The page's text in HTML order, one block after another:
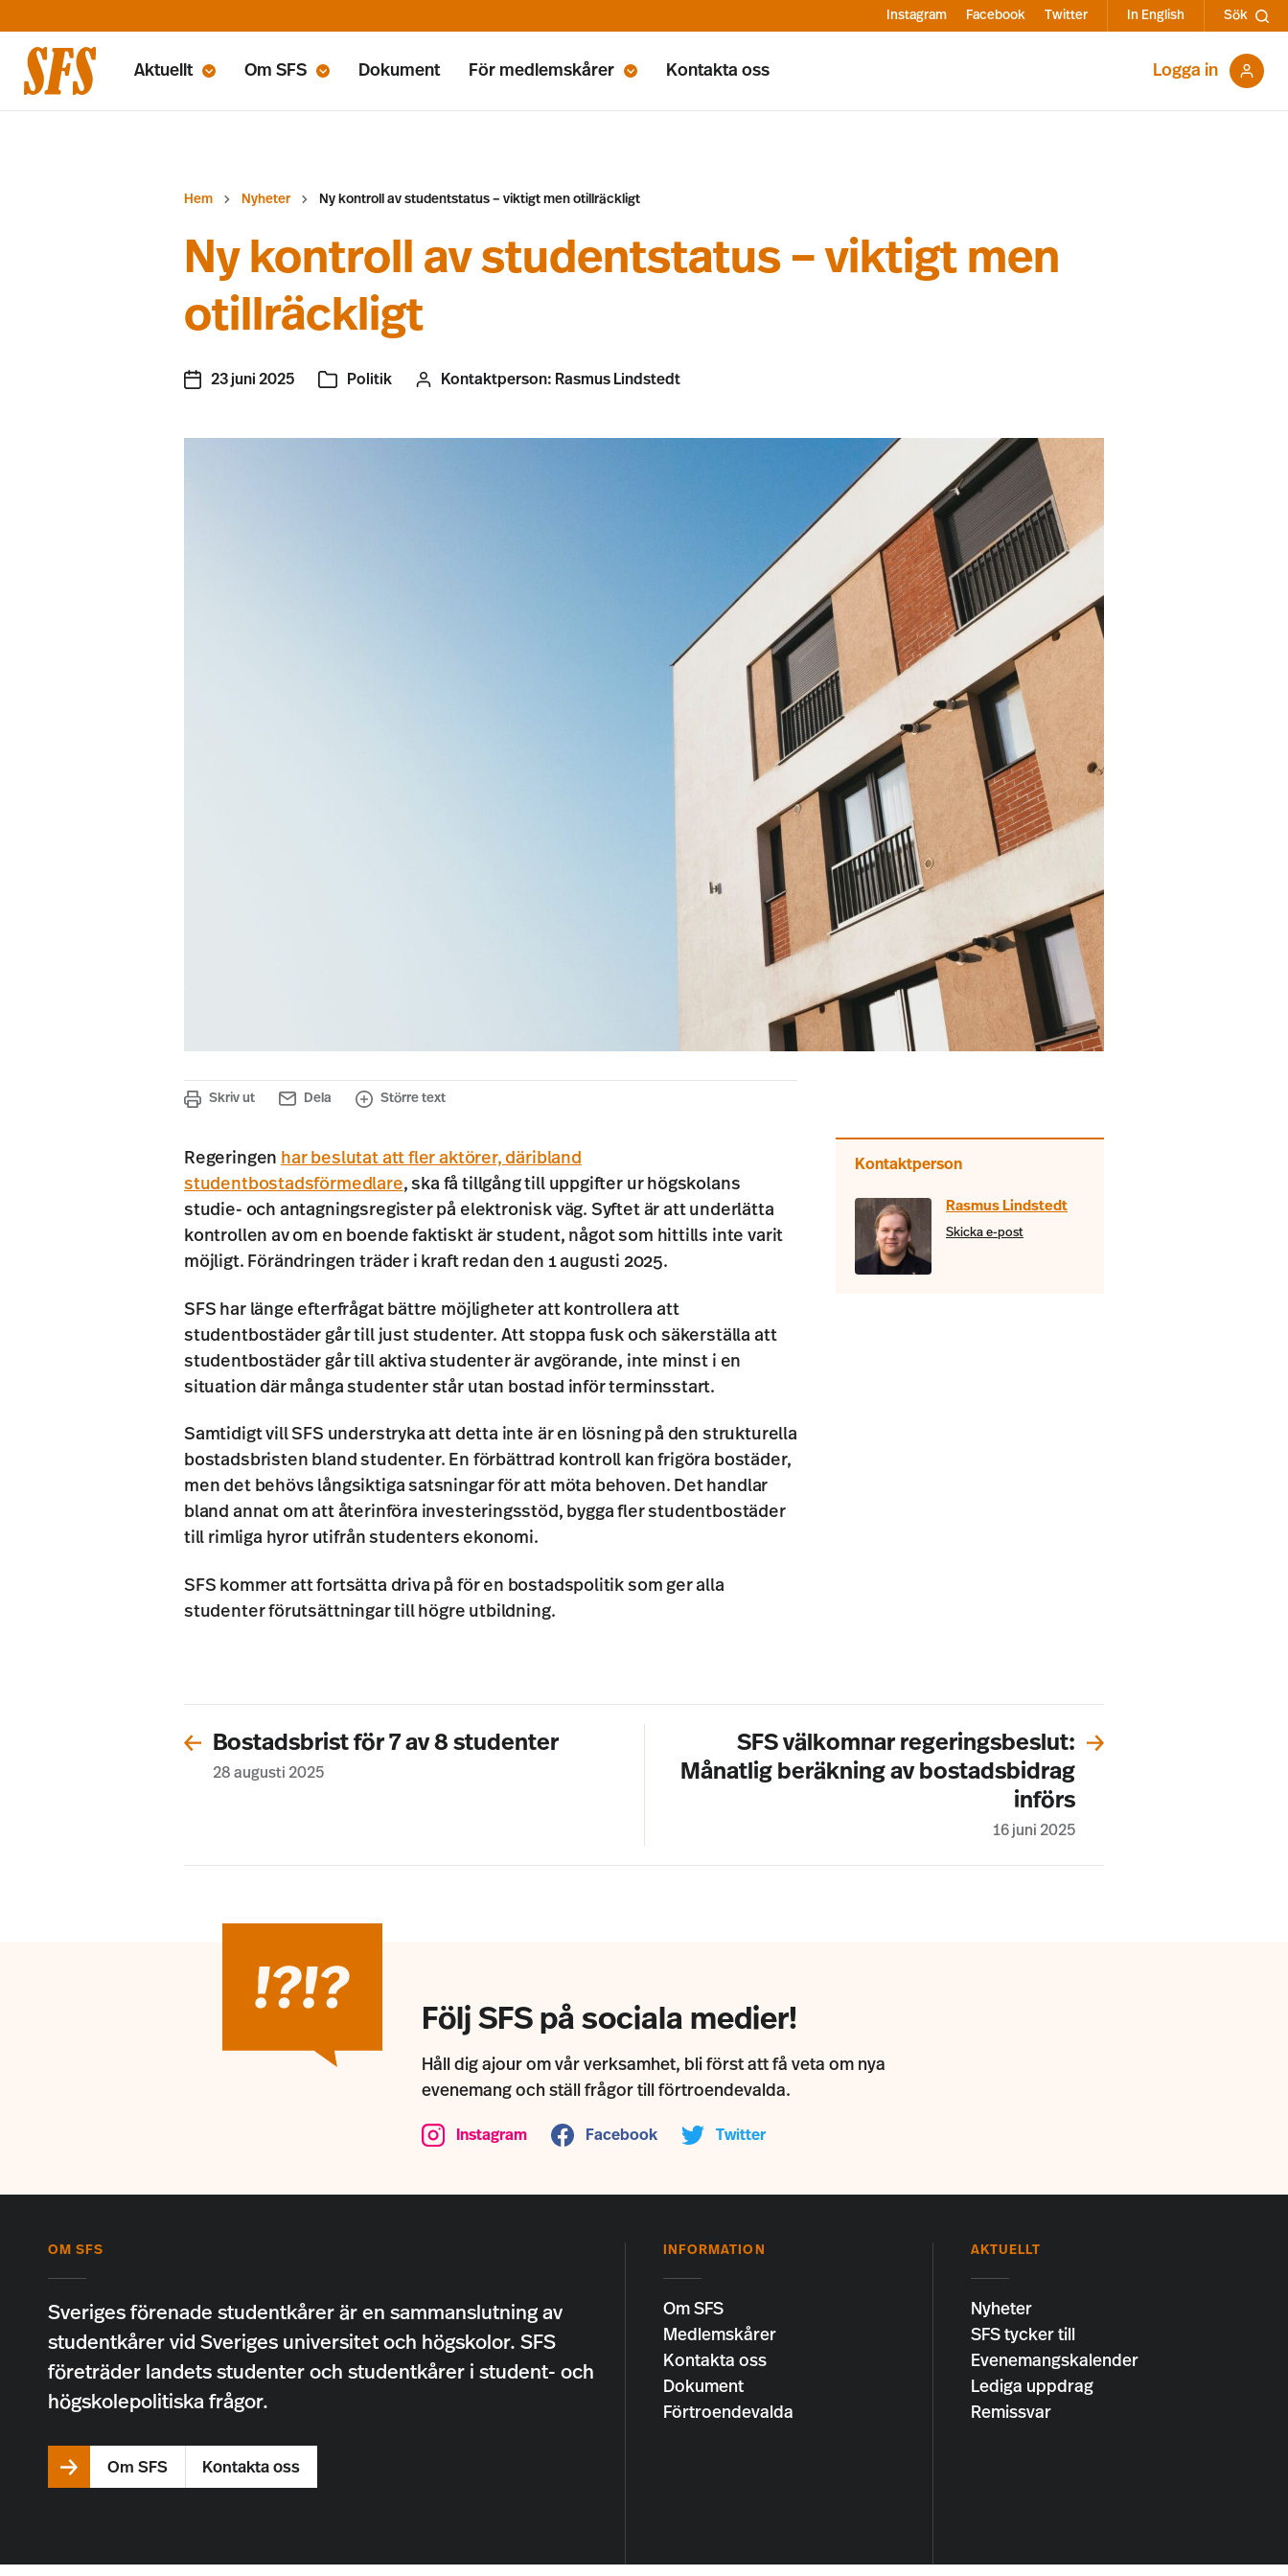
Instagram Facebook Twitter In English Sök
Aktuellt Om SFS Dokument För medlemskårer Kontakta oss Logga in
Hem Nyheter Ny kontroll av studentstatus – viktigt men otillräckligt
Ny kontroll av studentstatus – viktigt men
otillräckligt
23 juni 2025 Politik Kontaktperson: Rasmus Lindstedt
Skriv ut Dela Större text
Regeringen har beslutat att fler aktörer, däribland
studentbostadsförmedlare, ska få tillgång till uppgifter ur högskolans
studie- och antagningsregister på elektronisk väg. Syftet är att underlätta
kontrollen av om en boende faktiskt är student, något som hittills inte varit
möjligt. Förändringen träder i kraft redan den 1 augusti 2025.
SFS har länge efterfrågat bättre möjligheter att kontrollera att
studentbostäder går till just studenter. Att stoppa fusk och säkerställa att
studentbostäder går till aktiva studenter är avgörande, inte minst i en
situation där många studenter står utan bostad inför terminsstart.
Samtidigt vill SFS understryka att detta inte är en lösning på den strukturella
bostadsbristen bland studenter. En förbättrad kontroll kan frigöra bostäder,
men det behövs långsiktiga satsningar för att möta behoven. Det handlar
bland annat om att återinföra investeringsstöd, bygga fler studentbostäder
till rimliga hyror utifrån studenters ekonomi.
SFS kommer att fortsätta driva på för en bostadspolitik som ger alla
studenter förutsättningar till högre utbildning.
Kontaktperson
Rasmus Lindstedt
Skicka e-post
Bostadsbrist för 7 av 8 studenter
28 augusti 2025
SFS välkomnar regeringsbeslut:
Månatlig beräkning av bostadsbidrag
införs
16 juni 2025
Följ SFS på sociala medier!
Håll dig ajour om vår verksamhet, bli först att få veta om nya
evenemang och ställ frågor till förtroendevalda.
Instagram Facebook Twitter
OM SFS
Sveriges förenade studentkårer är en sammanslutning av
studentkårer vid Sveriges universitet och högskolor. SFS
företräder landets studenter och studentkårer i student- och
högskolepolitiska frågor.
Om SFS Kontakta oss
INFORMATION
Om SFS
Medlemskårer
Kontakta oss
Dokument
Förtroendevalda
AKTUELLT
Nyheter
SFS tycker till
Evenemangskalender
Lediga uppdrag
Remissvar